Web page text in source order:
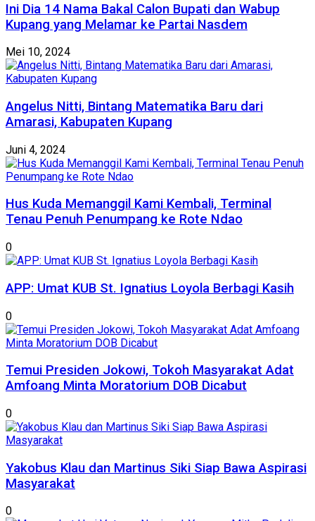
Ini Dia 14 Nama Bakal Calon Bupati dan Wabup
Kupang yang Melamar ke Partai Nasdem
Mei 10, 2024
Angelus Nitti, Bintang Matematika Baru dari
Amarasi, Kabupaten Kupang
Juni 4, 2024
Hus Kuda Memanggil Kami Kembali, Terminal
Tenau Penuh Penumpang ke Rote Ndao
0
APP: Umat KUB St. Ignatius Loyola Berbagi Kasih
0
Temui Presiden Jokowi, Tokoh Masyarakat Adat
Amfoang Minta Moratorium DOB Dicabut
0
Yakobus Klau dan Martinus Siki Siap Bawa Aspirasi
Masyarakat
0